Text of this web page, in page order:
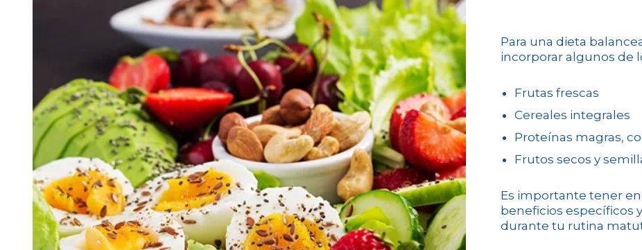
Para una dieta
incorporar algunos de
Frutas frescas
Cereales integrales
Proteínas magras,
Frutos secos y
Es importante tener
beneficios específicos
durante tu rutina